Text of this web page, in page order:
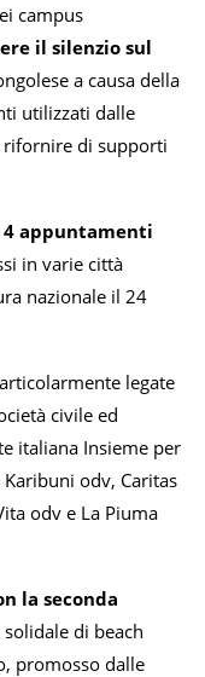
campus
il silenzio sul
a causa della
utilizzati dalle
rifornire di supporti
4 appuntamenti
in varie città
nazionale il 24
legate
civile ed
italiana Insieme per
odv, Caritas
odv e La Piuma
la seconda
di beach
promosso dalle